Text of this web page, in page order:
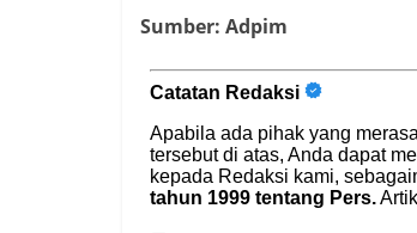
Sumber: Adpim